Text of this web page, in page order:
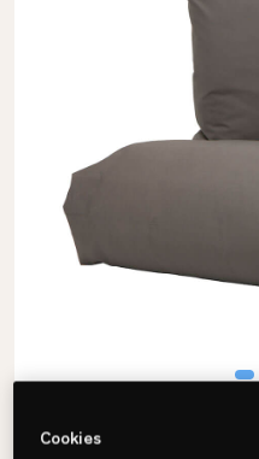
Cookies